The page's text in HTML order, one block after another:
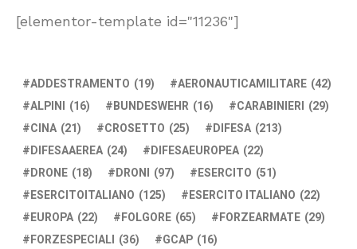
[elementor-template id="11236"]
ADDESTRAMENTO (19) AERONAUTICAMILITARE (42)
ALPINI (16) BUNDESWEHR (16) CARABINIERI (29)
CINA (21) CROSETTO (25) DIFESA (213)
DIFESAAEREA (24) DIFESAEUROPEA (22)
DRONE (18) DRONI (97) ESERCITO (51)
ESERCITOITALIANO (125) ESERCITO ITALIANO (22)
EUROPA (22) FOLGORE (65) FORZEARMATE (29)
FORZESPECIALI (36) GCAP (16)